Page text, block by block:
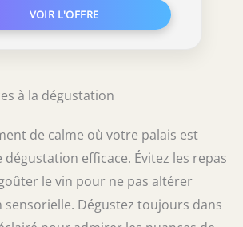
à la dégustation
de calme où votre palais est
efficace. Évitez les repas
le vin pour ne pas altérer
Dégustez toujours dans